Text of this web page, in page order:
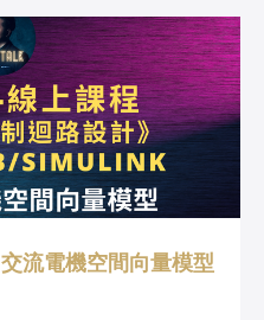
流電機空間向量模型